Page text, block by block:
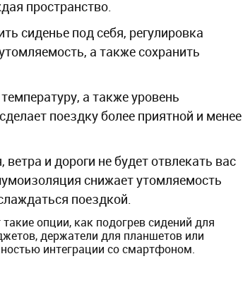
пространство.
сиденье под себя, регулировка
а также сохранить
а также уровень
поездку более приятной и менее
и дороги не будет отвлекать вас
снижает утомляемость
поездкой.
опции, как подогрев сидений для
держатели для планшетов или
интеграции со смартфоном.